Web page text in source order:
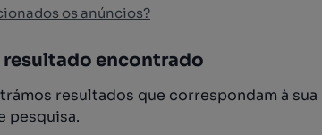
os anúncios?
resultado encontrado
resultados que correspondam à
pesquisa.